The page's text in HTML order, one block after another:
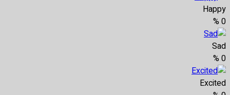
Happy
0
%
Sad
0
%
Excited